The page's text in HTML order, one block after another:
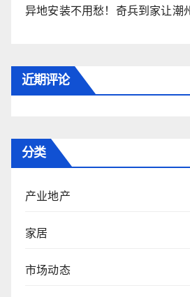
异地安装不用愁！奇兵到家让潮
近期评论
分类
产业地产
家居
市场动态